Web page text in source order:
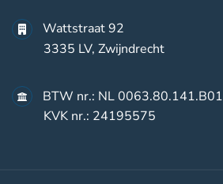
Wattstraat 92
3335 LV, Zwijndrecht
BTW nr.: NL 0063.80.141.B01
KVK nr.: 24195575